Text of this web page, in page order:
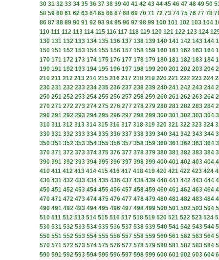
30 31 32 33 34 35 36 37 38 39 40 41 42 43 44 45 46 47 48 49 50
58 59 60 61 62 63 64 65 66 67 68 69 70 71 72 73 74 75 76 77 78
86 87 88 89 90 91 92 93 94 95 96 97 98 99 100 101 102 103 104
110 111 112 113 114 115 116 117 118 119 120 121 122 123 124
130 131 132 133 134 135 136 137 138 139 140 141 142 143 144
150 151 152 153 154 155 156 157 158 159 160 161 162 163 164
170 171 172 173 174 175 176 177 178 179 180 181 182 183 184
190 191 192 193 194 195 196 197 198 199 200 201 202 203 204
210 211 212 213 214 215 216 217 218 219 220 221 222 223 224
230 231 232 233 234 235 236 237 238 239 240 241 242 243 244
250 251 252 253 254 255 256 257 258 259 260 261 262 263 264
270 271 272 273 274 275 276 277 278 279 280 281 282 283 284
290 291 292 293 294 295 296 297 298 299 300 301 302 303 304
310 311 312 313 314 315 316 317 318 319 320 321 322 323 324
330 331 332 333 334 335 336 337 338 339 340 341 342 343 344
350 351 352 353 354 355 356 357 358 359 360 361 362 363 364
370 371 372 373 374 375 376 377 378 379 380 381 382 383 384
390 391 392 393 394 395 396 397 398 399 400 401 402 403 404
410 411 412 413 414 415 416 417 418 419 420 421 422 423 424
430 431 432 433 434 435 436 437 438 439 440 441 442 443 444
450 451 452 453 454 455 456 457 458 459 460 461 462 463 464
470 471 472 473 474 475 476 477 478 479 480 481 482 483 484
490 491 492 493 494 495 496 497 498 499 500 501 502 503 504
510 511 512 513 514 515 516 517 518 519 520 521 522 523 524
530 531 532 533 534 535 536 537 538 539 540 541 542 543 544
550 551 552 553 554 555 556 557 558 559 560 561 562 563 564
570 571 572 573 574 575 576 577 578 579 580 581 582 583 584
590 591 592 593 594 595 596 597 598 599 600 601 602 603 604